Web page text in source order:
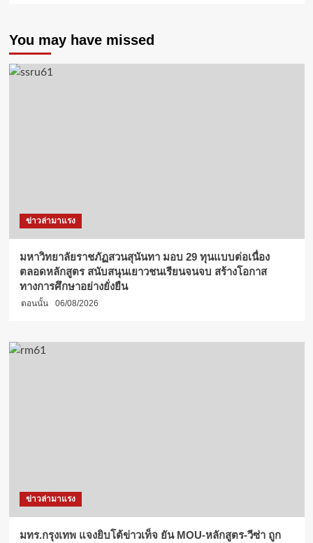
Collection’s
Originally
By
You may have missed
ข่าวล่ามาแรง
มหาวิทยาลัยราชภัฏสวนสุนันทา มอบ 29 ทุนแบบต่อเนื่อง
ตลอดหลักสูตร สนับสนุนเยาวชนเรียนจนจบ สร้างโอกาส
ทางการศึกษาอย่างยั่งยืน
ตอนนั้น 06/08/2026
ข่าวล่ามาแรง
มทร.กรุงเทพ แจงยิบโต้ข่าวเท็จ ยัน MOU-หลักสูตร-วีซ่า ถูก